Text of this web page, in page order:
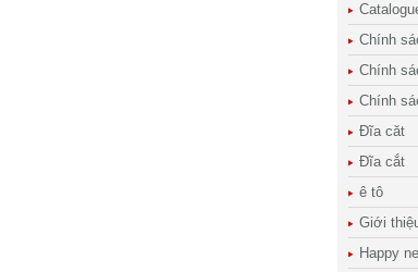
Chính
Chính
Chính
Đĩa căt
Đĩa cắt
ê tô
Giới
Happy